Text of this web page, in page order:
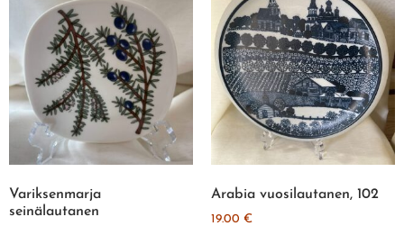
Variksenmarja
seinälautanen
Arabia vuosilautanen, 102
19.00 €